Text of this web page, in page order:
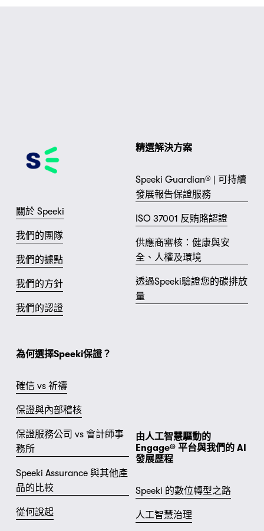
精選解決方案
Speeki Guardian® | 可持續
發展報告保證服務
ISO 37001 反賄賂認證
供應商審核：健康與安
全、人權及環境
透過Speeki驗證您的碳排放
量
關於 Speeki
我們的團隊
我們的據點
我們的方針
我們的認證
為何選擇Speeki保證？
確信 vs 祈禱
保證與內部稽核
保證服務公司 vs 會計師事
務所
Speeki Assurance 與其他產
品的比較
從何說起
由人工智慧驅動的
Engage® 平台與我們的 AI
發展歷程
Speeki 的數位轉型之路
人工智慧治理